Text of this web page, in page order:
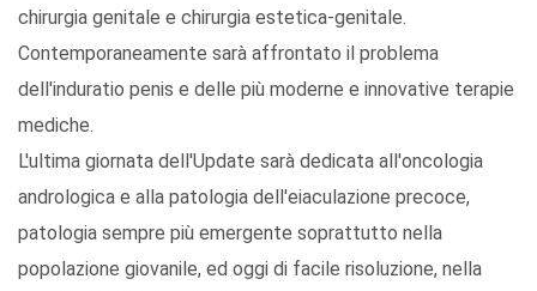
chirurgia genitale e chirurgia estetica-genitale.
Contemporaneamente sarà affrontato il problema
dell'induratio penis e delle più moderne e innovative terapie
mediche.
L'ultima giornata dell'Update sarà dedicata all'oncologia
andrologica e alla patologia dell'eiaculazione precoce,
patologia sempre più emergente soprattutto nella
popolazione giovanile, ed oggi di facile risoluzione, nella